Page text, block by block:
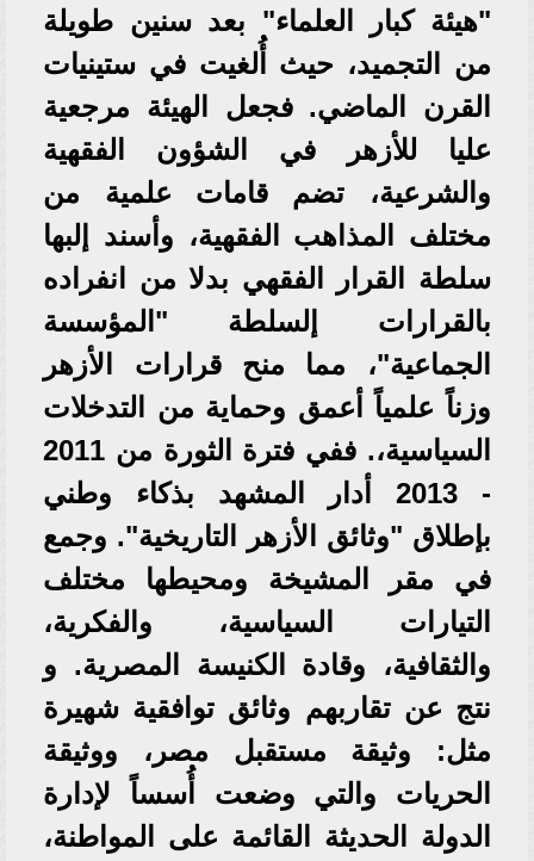
"هيئة كبار العلماء" بعد سنين طويلة
من التجميد، حيث أُلغيت في ستينيات
القرن الماضي. فجعل الهيئة مرجعية
عليا للأزهر في الشؤون الفقهية
والشرعية، تضم قامات علمية من
مختلف المذاهب الفقهية، وأسند إلبها
سلطة القرار الفقهي بدلا من انفراده
بالقرارات إلسلطة "المؤسسة
الجماعية"، مما منح قرارات الأزهر
وزناً علمياً أعمق وحماية من التدخلات
السياسية،. ف​في فترة الثورة من 2011
- 2013 أدار المشهد بذكاء وطني
بإطلاق "وثائق الأزهر التاريخية". وجمع
في مقر المشيخة ومحيطها مختلف
التيارات السياسية، والفكرية،
والثقافية، وقادة الكنيسة المصرية. و​
نتج عن تقاربهم وثائق توافقية شهيرة
مثل: وثيقة مستقبل مصر، ووثيقة
الحريات والتي وضعت أُسساً لإدارة
الدولة الحديثة القائمة على المواطنة،